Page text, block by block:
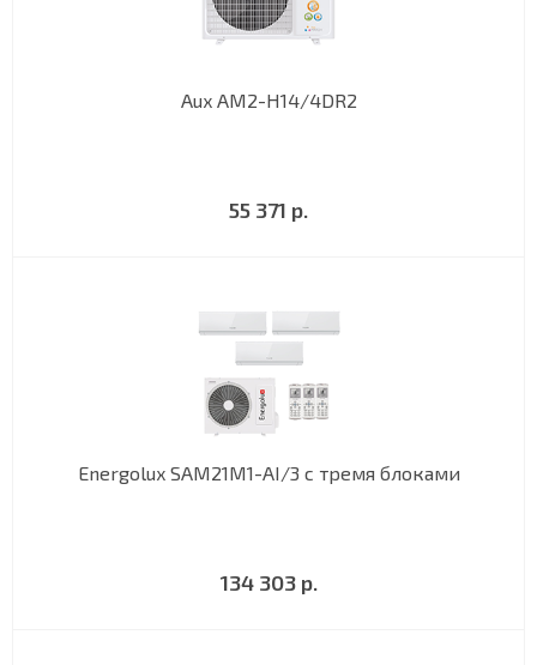
Aux AM2-H14/4DR2
55 371 р.
Energolux SAM21M1-AI/3 с тремя блоками
134 303 р.